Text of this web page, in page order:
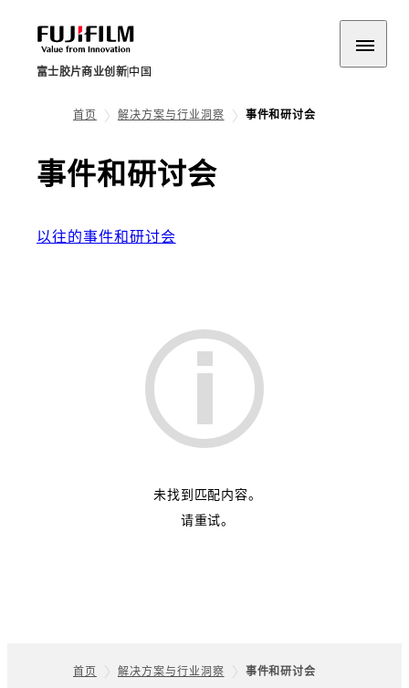
富士胶片商业创新 中国
首页 解决方案与行业洞察 事件和研讨会
事件和研讨会
以往的事件和研讨会
未找到匹配内容。
请重试。
首页 解决方案与行业洞察 事件和研讨会